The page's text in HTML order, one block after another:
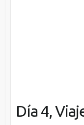
Día 4,